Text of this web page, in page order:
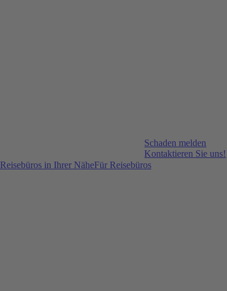
Schaden melden
Kontaktieren Sie uns!
Reisebüros in Ihrer NäheFür Reisebüros